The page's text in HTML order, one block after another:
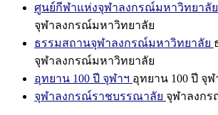
ศูนย์กีฬาแห่งจุฬาลงกรณ์มหาวิทยาลัย
จุฬาลงกรณ์มหาวิทยาลัย
ธรรมสถานจุฬาลงกรณ์มหาวิทยาลัย
จุฬาลงกรณ์มหาวิทยาลัย
อุทยาน 100 ปี จุฬาฯ อุทยาน 100 ปี จุฬ
จุฬาลงกรณ์ราชบรรณาลัย จุฬาลงก